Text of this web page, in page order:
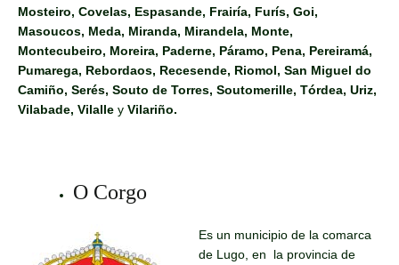
Mosteiro, Covelas, Espasande, Frairía, Furís, Goi,
Masoucos, Meda, Miranda, Mirandela, Monte,
Montecubeiro, Moreira, Paderne, Páramo, Pena, Pereiramá,
Pumarega, Rebordaos, Recesende, Riomol, San Miguel do
Camiño, Serés, Souto de Torres, Soutomerille, Tórdea, Uriz,
Vilabade, Vilalle y Vilariño.
O Corgo
Es un municipio de la comarca
de Lugo, en la provincia de